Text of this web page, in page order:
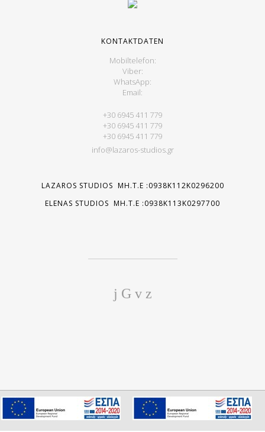
I consent
We use cookies to ensure you get the best experience on our
website
KONTAKTDATEN
Mobiltelefon:
Viber:
WhatsApp:
Email:
+30 6945 411 779
+30 6945 411 779
+30 6945 411 779
info@lazaros-studios.gr
LAZAROS STUDIOS MH.T.E :0938K112K0296200
ELENAS STUDIOS MH.T.E :0938K113K0297700